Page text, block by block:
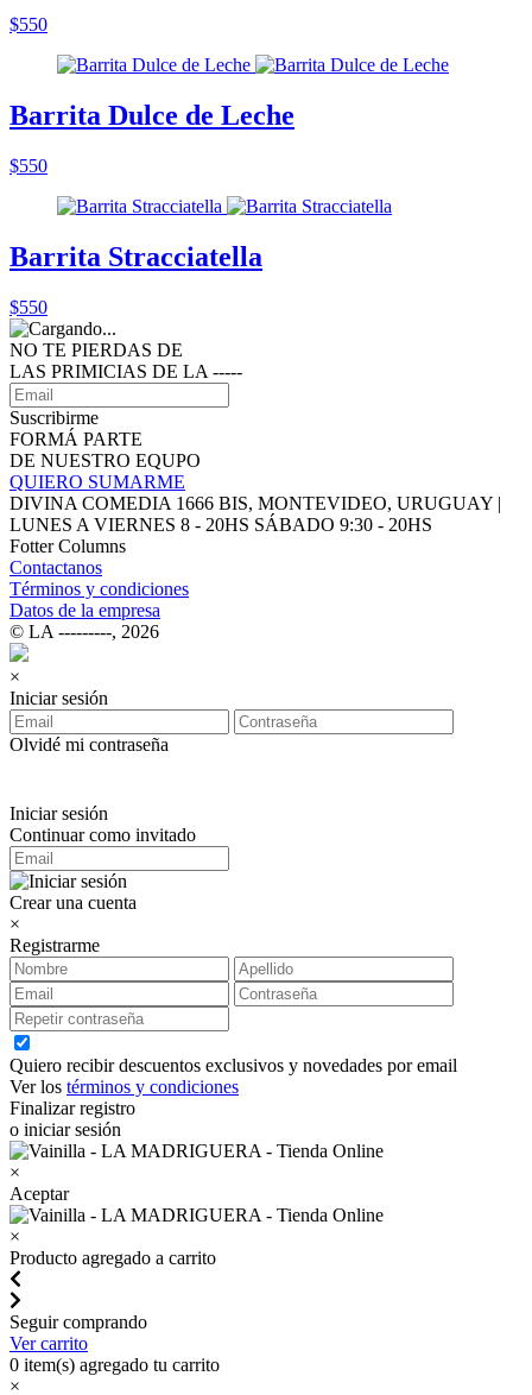
$550
Barrita Dulce de Leche
$550
Barrita Stracciatella
$550
NO TE PIERDAS DE
LAS PRIMICIAS DE LA ‑‑‑‑‑
Suscribirme
FORMÁ PARTE
DE NUESTRO EQUPO
QUIERO SUMARME
DIVINA COMEDIA 1666 BIS, MONTEVIDEO, URUGUAY |
LUNES A VIERNES 8 - 20HS SÁBADO 9:30 - 20HS
Fotter Columns
Contactanos
Términos y condiciones
Datos de la empresa
© LA ‑‑‑‑‑‑‑‑‑, 2026
×
Iniciar sesión
Olvidé mi contraseña
Iniciar sesión
Continuar como invitado
Crear una cuenta
×
Registrarme
Quiero recibir descuentos exclusivos y novedades por email
Ver los términos y condiciones
Finalizar registro
o iniciar sesión
×
Aceptar
×
Producto agregado a carrito
Seguir comprando
Ver carrito
0 item(s) agregado tu carrito
×